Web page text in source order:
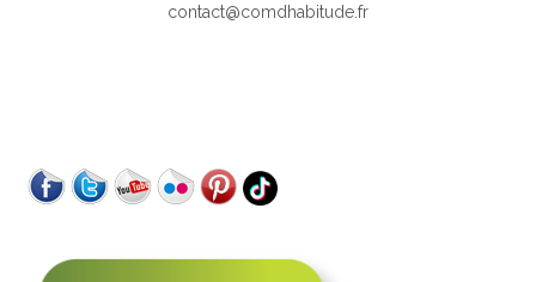
contact@comdhabitude.fr